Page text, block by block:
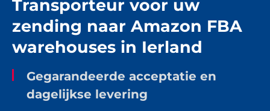
Transporteur voor uw
zending naar Amazon FBA
warehouses in Ierland
Gegarandeerde acceptatie en
dagelijkse levering